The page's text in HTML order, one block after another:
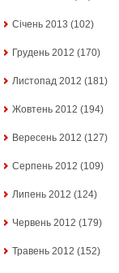
Січень 2013 (102)
Грудень 2012 (170)
Листопад 2012 (181)
Жовтень 2012 (194)
Вересень 2012 (127)
Серпень 2012 (109)
Липень 2012 (124)
Червень 2012 (179)
Травень 2012 (152)